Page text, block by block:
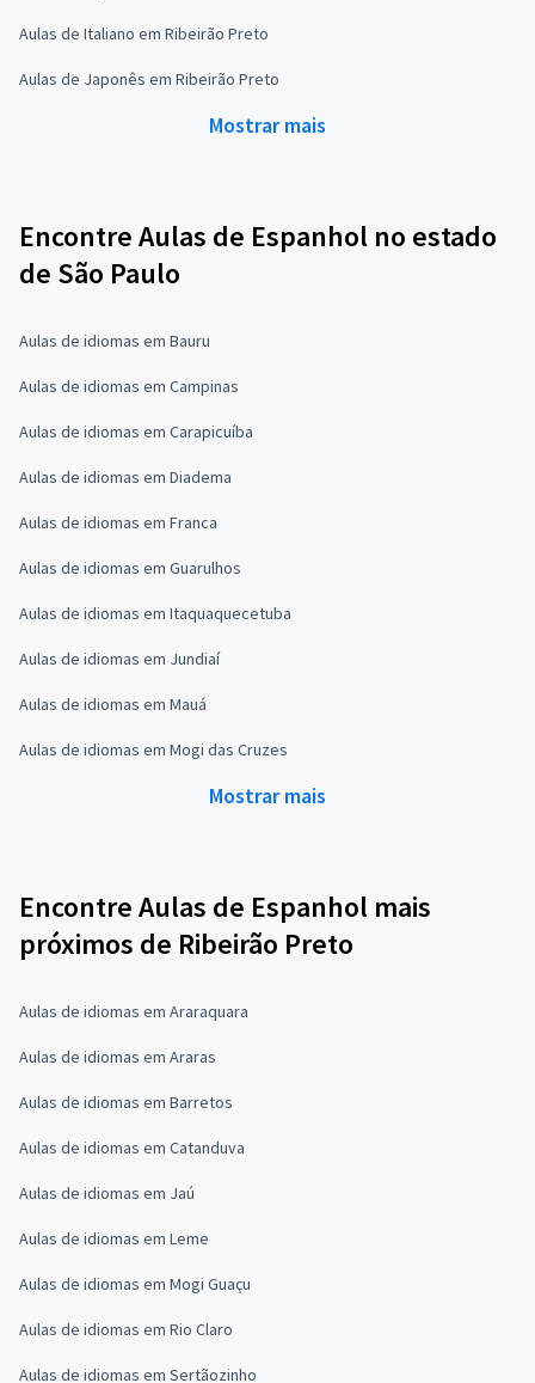
Aulas de Italiano em Ribeirão Preto
Aulas de Japonês em Ribeirão Preto
Mostrar mais
Encontre Aulas de Espanhol no estado
de São Paulo
Aulas de idiomas em Bauru
Aulas de idiomas em Campinas
Aulas de idiomas em Carapicuíba
Aulas de idiomas em Diadema
Aulas de idiomas em Franca
Aulas de idiomas em Guarulhos
Aulas de idiomas em Itaquaquecetuba
Aulas de idiomas em Jundiaí
Aulas de idiomas em Mauá
Aulas de idiomas em Mogi das Cruzes
Mostrar mais
Encontre Aulas de Espanhol mais
próximos de Ribeirão Preto
Aulas de idiomas em Araraquara
Aulas de idiomas em Araras
Aulas de idiomas em Barretos
Aulas de idiomas em Catanduva
Aulas de idiomas em Jaú
Aulas de idiomas em Leme
Aulas de idiomas em Mogi Guaçu
Aulas de idiomas em Rio Claro
Aulas de idiomas em Sertãozinho